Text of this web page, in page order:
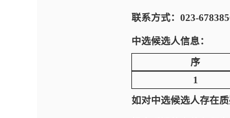
联系方式：023-
中选候选人信息：
序
1
如对中选候选人存在